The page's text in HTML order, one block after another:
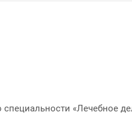
«Лечебное